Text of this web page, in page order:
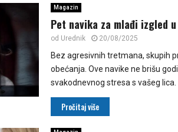
Magazin
Pet navika za mlađi izgled
od Urednik 20/08/2025
Bez agresivnih tretmana, skupih
obećanja. Ove navike ne brišu
svakodnevnog stresa s vašeg lica.
Pročitaj više